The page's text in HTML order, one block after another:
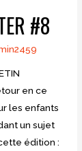
#8
en ce
les enfants
un sujet
édition :